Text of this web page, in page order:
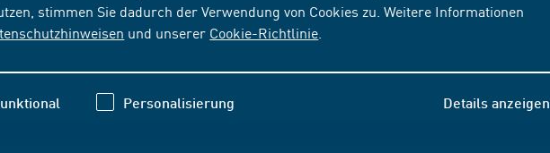
stimmen Sie dadurch der Verwendung von Cookies zu. Weitere Informationen
und unserer Cookie-Richtlinie
Personalisierung Details anzeigen